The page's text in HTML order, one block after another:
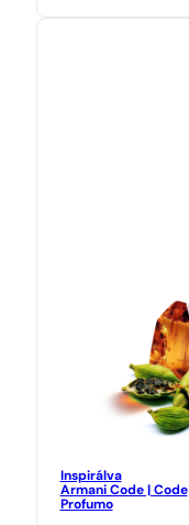
Inspirálva
Armani Code | Code
Profumo